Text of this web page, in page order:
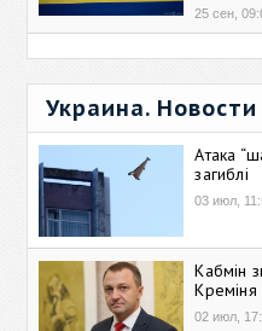
25 сен,
Украина. Новости
Атака
загиблі
03 июл,
Кабмін
Креміня
02 июл,